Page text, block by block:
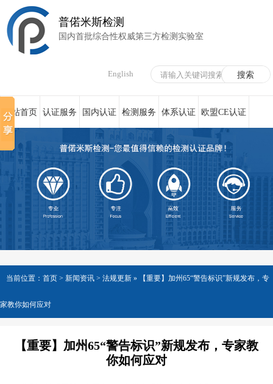
普偌米斯检测
国内首批综合性权威第三方检测实验室
English
网站首页 认证服务 国内认证 检测服务 体系认证 欧盟CE认证
荣誉资质 在线服务 新闻资讯 关于我们
当前位置： 首页 > 新闻资讯 > 法规更新 » 【重要】加州65“警告标识”新规发布，专
家教你如何应对
【重要】加州65“警告标识”新规发布，专家教
你如何应对